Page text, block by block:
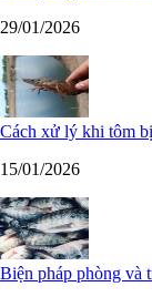
29/01/2026
Cách xử lý khi tôm
15/01/2026
Biện pháp phòng và